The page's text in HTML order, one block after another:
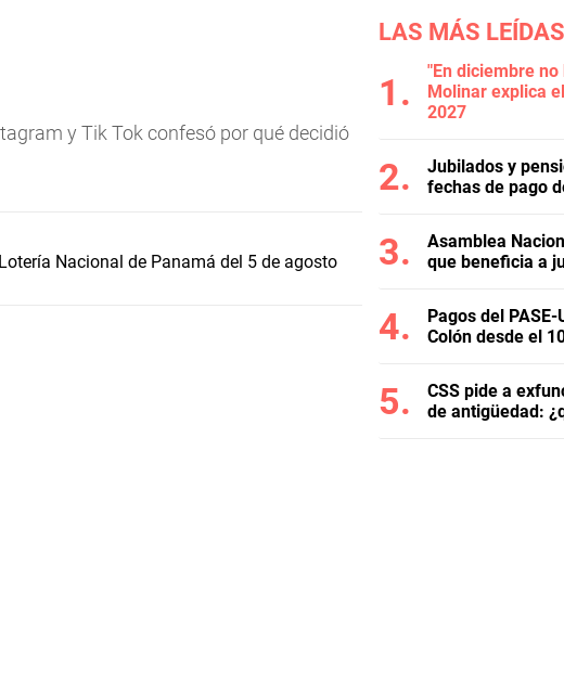
y Tik Tok confesó por qué decidió
Nacional de Panamá del 5 de agosto
LAS MÁS LEÍDAS
"En diciembre
Molinar explica
2027
Jubilados y
fechas de pago
Asamblea
que beneficia a
Pagos del
Colón desde el
CSS pide a
de antigüedad: